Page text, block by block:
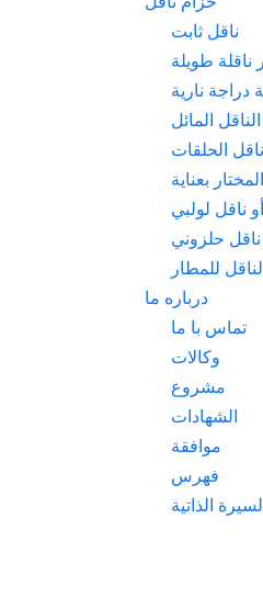
ناقل ثابت
ناقلة طويلة
نارية
الناقل المائل
ناقل الحلقات
بعناية
ناقل لولبي
ناقل حلزوني
للمطار
درباره ما
تماس با ما
وكالات
مشروع
الشهادات
موافقة
فهرس
الذاتية